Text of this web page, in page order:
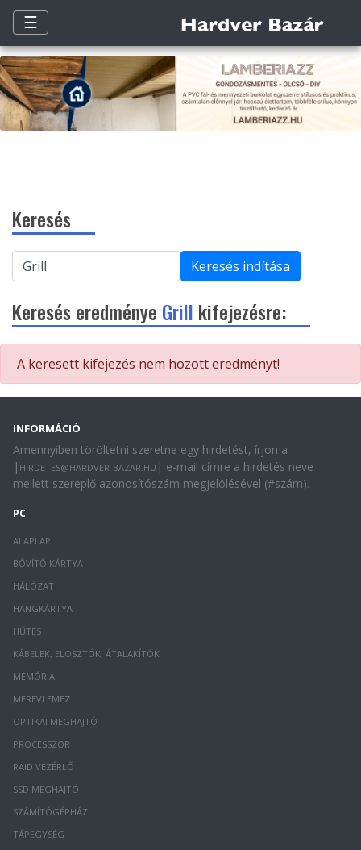
☰
Keresés
Keresés indítása
Keresés eredménye Grill kifejezésre:
A keresett kifejezés nem hozott eredményt!
INFORMÁCIÓ
Amennyiben töröltetni szeretne egy hirdetést, írjon a
| HIRDETES@HARDVER-BAZAR.HU | e-mail címre a hirdetés neve
mellett szereplő azonosítószám megjelölésével (#szám).
PC
ALAPLAP
BŐVÍTŐ KÁRTYA
HÁLÓZAT
HANGKÁRTYA
HŰTÉS
KÁBELEK, ELOSZTÓK, ÁTALAKÍTÓK
MEMÓRIA
MEREVLEMEZ
OPTIKAI MEGHAJTÓ
PROCESSZOR
RAID VEZÉRLŐ
SSD MEGHAJTÓ
SZÁMÍTÓGÉPHÁZ
TÁPEGYSÉG